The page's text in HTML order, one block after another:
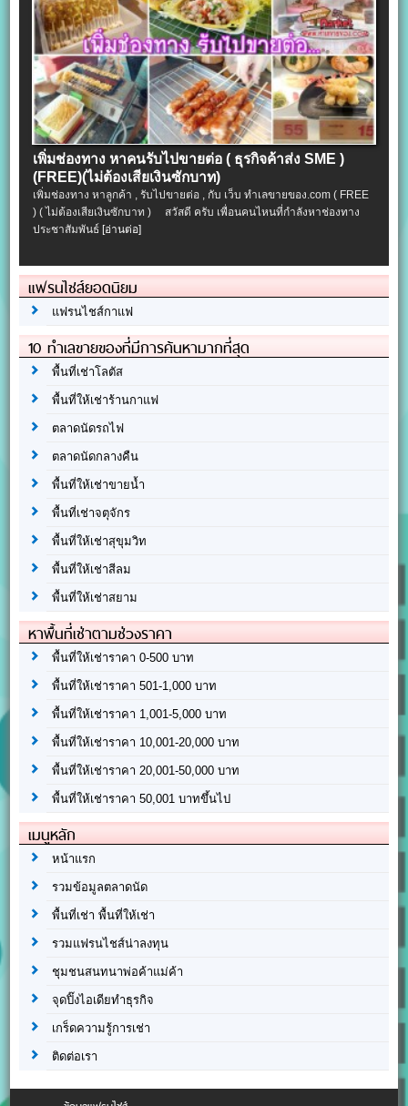
เพิ่มช่องทาง หาคนรับไปขายต่อ ( ธุรกิจค้าส่ง SME )
(FREE)(ไม่ต้องเสียเงินซักบาท)
เพิ่มช่องทาง หาลูกค้า , รับไปขายต่อ , กับ เว็บ ทำเลขายของ.com ( FREE
) ( ไม่ต้องเสียเงินซักบาท ) สวัสดี ครับ เพื่อนคนไหนที่กำลังหาช่องทาง
ประชาสัมพันธ์[อ่านต่อ]
แฟรนไชส์ยอดนิยม
แฟรนไชส์กาแฟ
10 ทำเลขายของที่มีการค้นหามากที่สุด
พื้นที่เช่าโลตัส
พื้นที่ให้เช่าร้านกาแฟ
ตลาดนัดรถไฟ
ตลาดนัดกลางคืน
พื้นที่ให้เช่าขายน้ำ
พื้นที่เช่าจตุจักร
พื้นที่ให้เช่าสุขุมวิท
พื้นที่ให้เช่าสีลม
พื้นที่ให้เช่าสยาม
หาพื้นที่เช่าตามช่วงราคา
พื้นที่ให้เช่าราคา 0-500 บาท
พื้นที่ให้เช่าราคา 501-1,000 บาท
พื้นที่ให้เช่าราคา 1,001-5,000 บาท
พื้นที่ให้เช่าราคา 10,001-20,000 บาท
พื้นที่ให้เช่าราคา 20,001-50,000 บาท
พื้นที่ให้เช่าราคา 50,001 บาทขึ้นไป
เมนูหลัก
หน้าแรก
รวมข้อมูลตลาดนัด
พื้นที่เช่า พื้นที่ให้เช่า
รวมแฟรนไชส์น่าลงทุน
ชุมชนสนทนาพ่อค้าแม่ค้า
จุดปิ๊งไอเดียทำธุรกิจ
เกร็ดความรู้การเช่า
ติดต่อเรา